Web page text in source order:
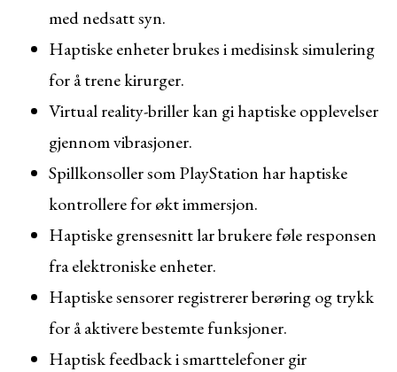
med nedsatt syn.
Haptiske enheter brukes i medisinsk simulering
for å trene kirurger.
Virtual reality-briller kan gi haptiske opplevelser
gjennom vibrasjoner.
Spillkonsoller som PlayStation har haptiske
kontrollere for økt immersjon.
Haptiske grensesnitt lar brukere føle responsen
fra elektroniske enheter.
Haptiske sensorer registrerer berøring og trykk
for å aktivere bestemte funksjoner.
Haptisk feedback i smarttelefoner gir